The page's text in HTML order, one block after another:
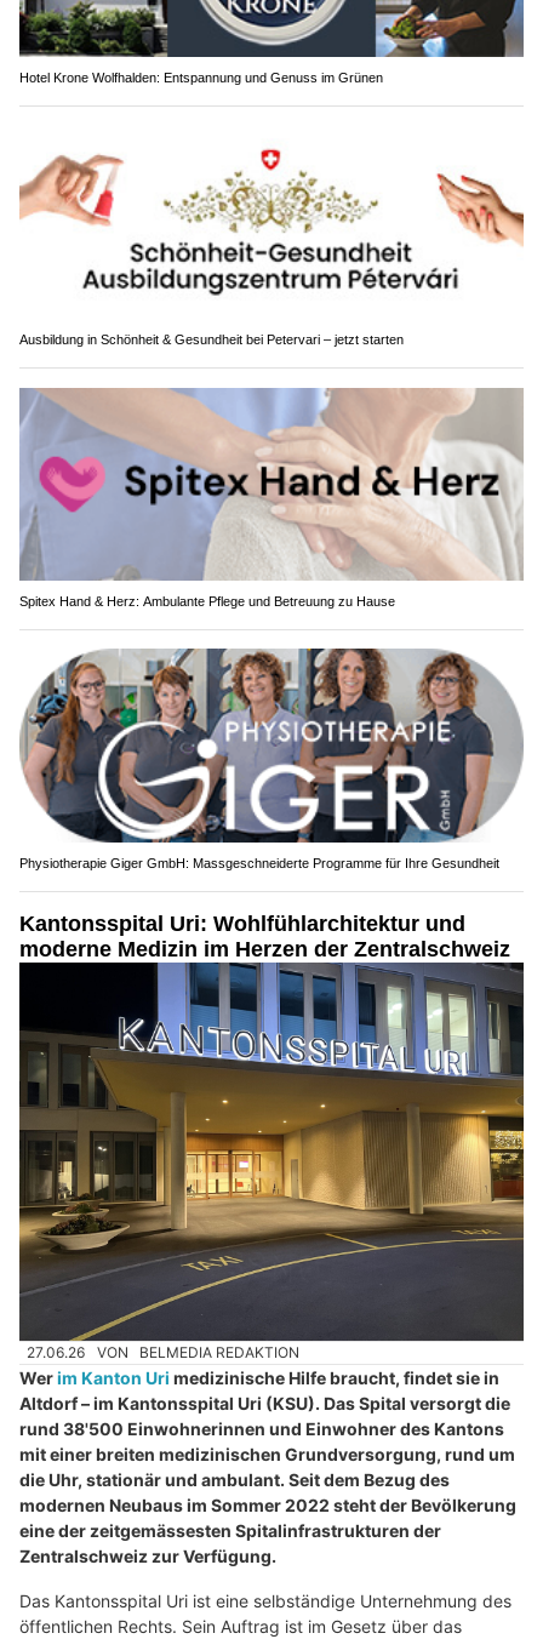
Hotel Krone Wolfhalden: Entspannung und Genuss im Grünen
Ausbildung in Schönheit & Gesundheit bei Petervari – jetzt starten
Spitex Hand & Herz: Ambulante Pflege und Betreuung zu Hause
Physiotherapie Giger GmbH: Massgeschneiderte Programme für Ihre Gesundheit
Kantonsspital Uri: Wohlfühlarchitektur und
moderne Medizin im Herzen der Zentralschweiz
27.06.26 VON BELMEDIA REDAKTION
Werim Kanton Uri medizinische Hilfe braucht, findet sie in
Altdorf – im Kantonsspital Uri (KSU). Das Spital versorgt die
rund 38'500 Einwohnerinnen und Einwohner des Kantons
mit einer breiten medizinischen Grundversorgung, rund um
die Uhr, stationär und ambulant. Seit dem Bezug des
modernen Neubaus im Sommer 2022 steht der Bevölkerung
eine der zeitgemässesten Spitalinfrastrukturen der
Zentralschweiz zur Verfügung.
Das Kantonsspital Uri ist eine selbständige Unternehmung des
öffentlichen Rechts. Sein Auftrag ist im Gesetz über das